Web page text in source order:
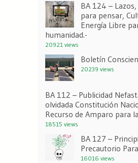
BA 124 –
para pensar,
Energía Libre
humanidad.-
20921 views
Boletín
20239 views
BA 112 – Publicidad
olvidada Constitución
Recurso de Amparo para
18515 views
BA 127 –
Precautorio
16016 views